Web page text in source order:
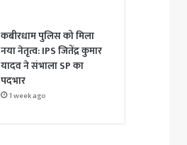
कबीरधाम पुलिस को मिला
नया नेतृत्व: IPS जितेंद्र कुमार
यादव ने संभाला SP का
पदभार
1 week ago